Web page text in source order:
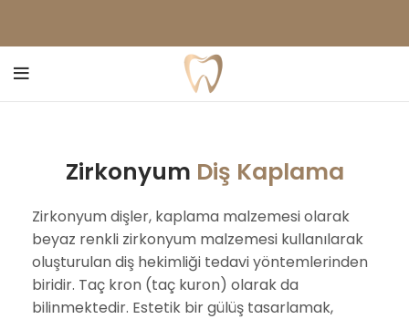
Zirkonyum Diş Kaplama
Zirkonyum dişler, kaplama malzemesi olarak
beyaz renkli zirkonyum malzemesi kullanılarak
oluşturulan diş hekimliği tedavi yöntemlerinden
biridir. Taç kron (taç kuron) olarak da
bilinmektedir. Estetik bir gülüş tasarlamak,